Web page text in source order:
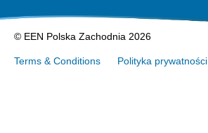
© EEN Polska Zachodnia 2026
Terms & Conditions Polityka prywatności